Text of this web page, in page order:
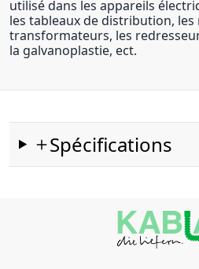
utilisé dans les appareils
les tableaux de distribution, les
transformateurs, les
la galvanoplastie, ect.
Spécifications